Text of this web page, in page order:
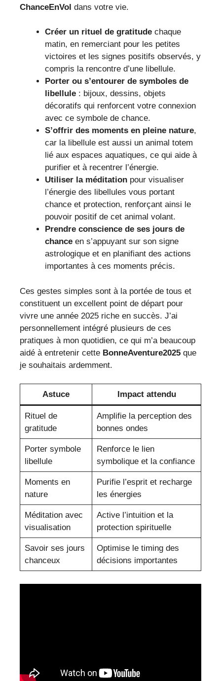
ChanceEnVol dans votre vie.
Créer un rituel de gratitude chaque
matin, en remerciant pour les petites
victoires et les signes positifs observés, y
compris la rencontre d’une libellule.
Porter ou s’entourer de symboles de
libellule : bijoux, dessins, objets
décoratifs qui renforcent votre connexion
avec ce symbole de chance.
S’offrir des moments en pleine nature,
car la libellule est aussi un animal totem
lié aux espaces aquatiques, ce qui aide à
purifier et à recentrer l’énergie.
Utiliser la méditation pour visualiser
l’énergie des libellules vous portant
chance et protection, renforçant ainsi le
pouvoir positif de cet animal volant.
Prendre conscience de ses jours de
chance en s’appuyant sur son signe
astrologique et en planifiant des actions
importantes à ces moments précis.
Ces gestes simples sont à la portée de tous et
constituent un excellent point de départ pour
vivre une année 2025 riche en succès. J’ai
personnellement intégré plusieurs de ces
pratiques à mon quotidien, ce qui m’a beaucoup
aidé à entretenir cette BonneAventure2025 que
je souhaitais ardemment.
Astuce Impact attendu
Rituel de
gratitude
Amplifie la perception des
bonnes ondes
Porter symbole
libellule
Renforce le lien
symbolique et la confiance
Moments en
nature
Purifie l’esprit et recharge
les énergies
Méditation avec
visualisation
Active l’intuition et la
protection spirituelle
Savoir ses jours
chanceux
Optimise le timing des
décisions importantes